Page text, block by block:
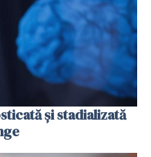
și stadializată